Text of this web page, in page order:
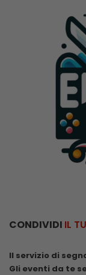
CONDIVIDI IL
Il servizio di
Gli eventi da te